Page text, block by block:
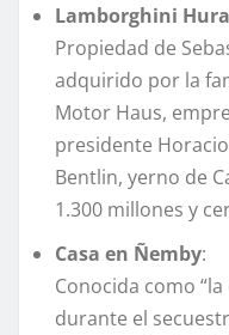
Lamborghini
Propiedad de
adquirido por la
Motor Haus,
presidente
Bentlin, yerno de
1.300 millones y
Casa en Ñemby:
Conocida como
durante el